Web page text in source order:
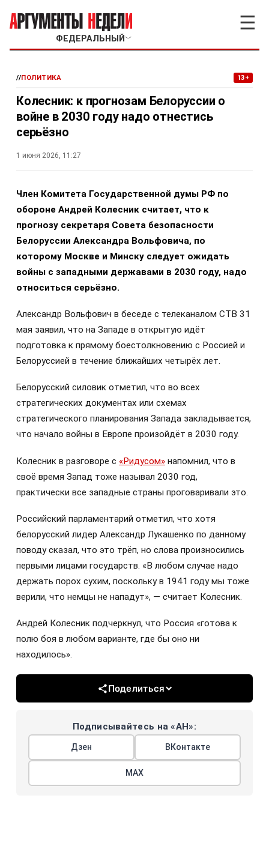
ФЕДЕРАЛЬНЫЙ ﹀
☰
//ПОЛИТИКА 13+
Колесник: к прогнозам Белоруссии о
войне в 2030 году надо отнестись
серьёзно
1 июня 2026, 11:27
Член Комитета Государственной думы РФ по
обороне Андрей Колесник считает, что к
прогнозу секретаря Совета безопасности
Белоруссии Александра Вольфовича, по
которому Москве и Минску следует ожидать
войны с западными державами в 2030 году, надо
относиться серьёзно.
Александр Вольфович в беседе с телеканалом СТВ 31
мая заявил, что на Западе в открытую идёт
подготовка к прямому боестолкновению с Россией и
Белоруссией в течение ближайших четырёх лет.
Белорусский силовик отметил, что во всех
стратегических документах или схемах
стратегического планирования Запада закладывается,
что начало войны в Европе произойдёт в 2030 году.
Колесник в разговоре с «Ридусом» напомнил, что в
своё время Запад тоже называл 2030 год,
практически все западные страны проговаривали это.
Российский парламентарий отметил, что хотя
белорусский лидер Александр Лукашенко по данному
поводу сказал, что это трёп, но слова произносились
первыми лицами государств. «В любом случае надо
держать порох сухим, поскольку в 1941 году мы тоже
верили, что немцы не нападут», — считает Колесник.
Андрей Колесник подчеркнул, что Россия «готова к
полю боя в любом варианте, где бы оно ни
находилось».
Поделиться
Подписывайтесь на «АН»:
Дзен ВКонтакте
МАХ